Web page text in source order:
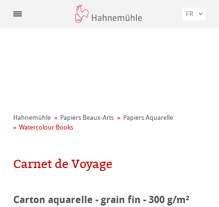
FR
Hahnemühle Papiers Beaux-Arts
Papiers Aquarelle
Watercolour Books
Carnet de Voyage
Carton aquarelle - grain fin - 300 g/m²